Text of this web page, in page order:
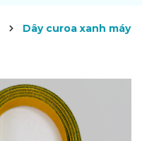
Dây curoa xanh máy